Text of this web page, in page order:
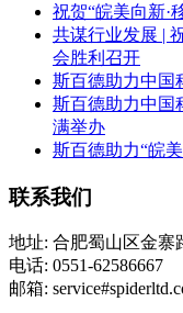
祝贺“皖美向新·
共谋行业发展 |
会胜利召开
斯百德助力中国
斯百德助力中国
满举办
斯百德助力“皖
联系我们
地址: 合肥蜀山区金寨
电话: 0551-62586667
邮箱: